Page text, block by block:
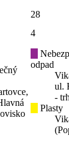
28
4
odpad
ul.
-
Plasty